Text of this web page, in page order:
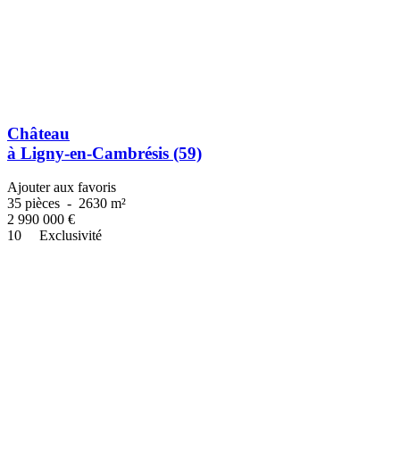
Château
à Ligny-en-Cambrésis (59)
Ajouter aux favoris
35 pièces - 2630 m²
2 990 000 €
10
Exclusivité